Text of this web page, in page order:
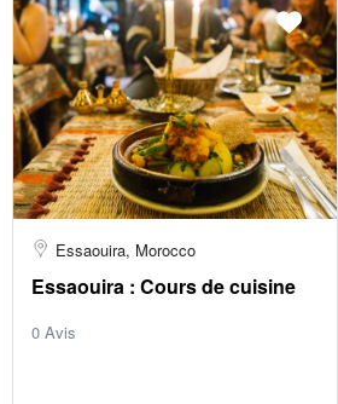
Essaouira, Morocco
Essaouira : Cours de cuisine
0 Avis